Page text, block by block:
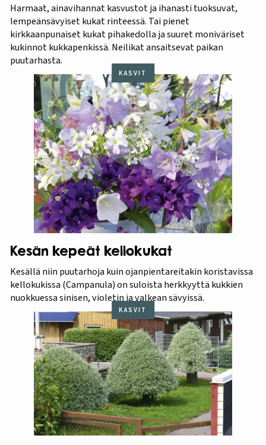
Harmaat, ainavihannat kasvustot ja ihanasti tuoksuvat,
lempeänsävyiset kukat rinteessä. Tai pienet
kirkkaanpunaiset kukat pihakedolla ja suuret moniväriset
kukinnot kukkapenkissä. Neilikat ansaitsevat paikan
puutarhasta.
KASVIT
Kesän kepeät kellokukat
Kesällä niin puutarhoja kuin ojanpientareitakin koristavissa
kellokukissa (Campanula) on suloista herkkyyttä kukkien
nuokkuessa sinisen, violetin ja valkean sävyissä.
KASVIT